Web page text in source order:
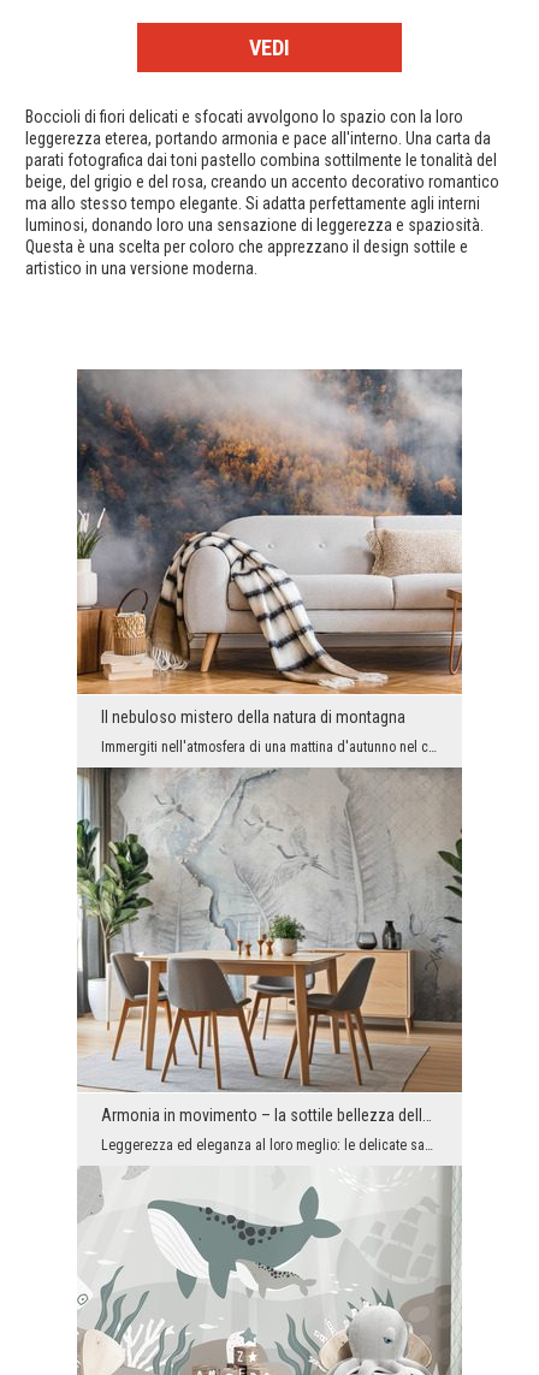
VEDI
Boccioli di fiori delicati e sfocati avvolgono lo spazio con la loro
leggerezza eterea, portando armonia e pace all'interno. Una carta da
parati fotografica dai toni pastello combina sottilmente le tonalità del
beige, del grigio e del rosa, creando un accento decorativo romantico
ma allo stesso tempo elegante. Si adatta perfettamente agli interni
luminosi, donando loro una sensazione di leggerezza e spaziosità.
Questa è una scelta per coloro che apprezzano il design sottile e
artistico in una versione moderna.
Il nebuloso mistero della natura di montagna
Immergiti nell'atmosfera di una mattina d'autunno nel cuore delle montagne, dove le foglie dorate...
Leggerezza ed eleganza al loro meglio: le delicate sagome delle gru fluttuano nell'aria, creando ...